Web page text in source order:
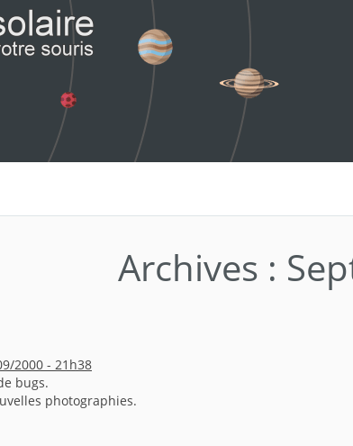
Archives :
2000 - 21h38
bugs.
photographies.